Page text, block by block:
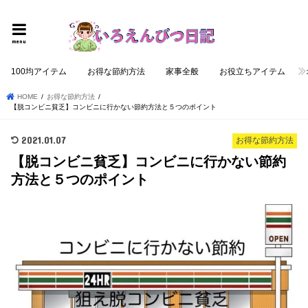
menu
100均アイテム お得な節約方法 家事全般 お役立ちアイテム
HOME
お得な節約方法
【脱コンビニ貧乏】コンビニに行かない節約方法と５つのポイント
お得な節約方法
2021.01.07
【脱コンビニ貧乏】コンビニに行かない節約
方法と５つのポイント